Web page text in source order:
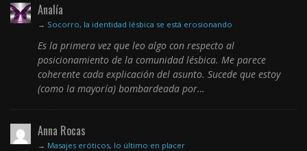
Analía
→ Socorro, la identidad lésbica se está erosionando
Es la primera vez que leo algo con respecto al
posicionamiento de la comunidad lésbica. Me parece
coherente cada explicación del asunto. Sucede que estoy
(como la mayoría) bombardeada por…
Anna Rocas
→ Masajes eróticos, lo último en placer